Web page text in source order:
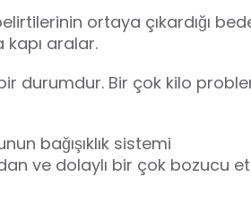
ortaya çıkardığı
kapı aralar.
durumdur. Bir çok kilo
bağışıklık sistemi
ve dolaylı bir çok bozucu